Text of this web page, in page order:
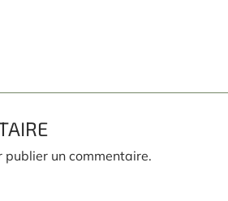
publier un commentaire.